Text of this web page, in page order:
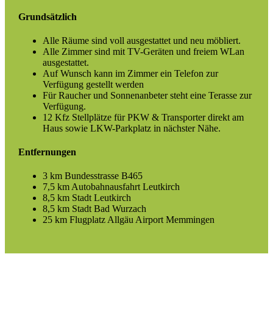
Grundsätzlich
Alle Räume sind voll ausgestattet und neu möbliert.
Alle Zimmer sind mit TV-Geräten und freiem WLan
ausgestattet.
Auf Wunsch kann im Zimmer ein Telefon zur
Verfügung gestellt werden
Für Raucher und Sonnenanbeter steht eine Terasse zur
Verfügung.
12 Kfz Stellplätze für PKW & Transporter direkt am
Haus sowie LKW-Parkplatz in nächster Nähe.
Entfernungen
3 km Bundesstrasse B465
7,5 km Autobahnausfahrt Leutkirch
8,5 km Stadt Leutkirch
8,5 km Stadt Bad Wurzach
25 km Flugplatz Allgäu Airport Memmingen